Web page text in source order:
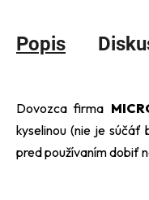
Popis
Dovozca firma
kyselinou (nie je súčáť
pred používaním dobiť